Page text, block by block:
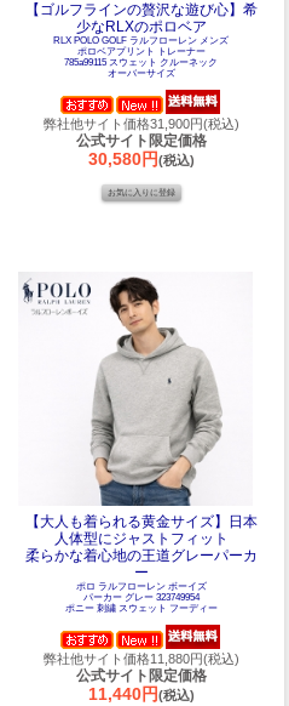
【ゴルフラインの贅沢な遊び心】希
少なRLXのポロベア
RLX POLO GOLF ラルフローレン メンズ
ポロベアプリント トレーナー
785a99115 スウェット クルーネック
オーバーサイズ
弊社他サイト価格31,900円(税込)
公式サイト限定価格
30,580円(税込)
【大人も着られる黄金サイズ】日本
人体型にジャストフィット
柔らかな着心地の王道グレーパーカ
ー
ポロ ラルフローレン ボーイズ
パーカー グレー 323749954
ポニー 刺繍 スウェット フーディー
弊社他サイト価格11,880円(税込)
公式サイト限定価格
11,440円(税込)